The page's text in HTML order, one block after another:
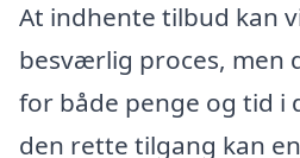
At indhente tilbud kan
besværlig proces, men
for både penge og tid i
den rette tilgang kan en